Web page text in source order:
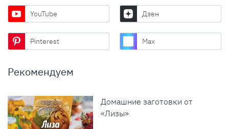
YouTube Дзен
Pinterest Max
Рекомендуем
Домашние заготовки от
«Лизы»